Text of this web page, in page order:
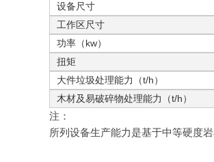
设备尺寸
工作区尺寸
功率（kw）
扭矩
大件垃圾处理能力（t/h）
木材及易破碎物处理能力（t/h）
注：
所列设备生产能力是基于中等硬度